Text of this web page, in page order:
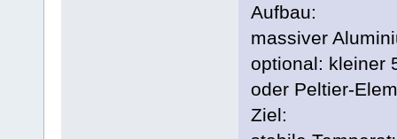
Aufbau:
massiver
optional: kleiner
oder Peltier-
Ziel: